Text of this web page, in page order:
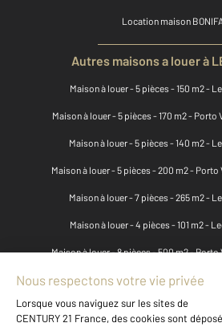
Location maison
Autres maisons a louer à
Maison à louer - 5 pièces - 150 m2 -
Maison à louer - 5 pièces - 170 m2 - Porto
Maison à louer - 5 pièces - 140 m2 -
Maison à louer - 5 pièces - 200 m2 - Porto
Maison à louer - 7 pièces - 265 m2 -
Maison à louer - 4 pièces - 101 m2 -
Maison à louer - 8 pièces - 500 m2 - Porto
Maison à louer - 4 pièces - 134 m2 -
Maison à louer - 8 pièces - 400 m2 - Porto